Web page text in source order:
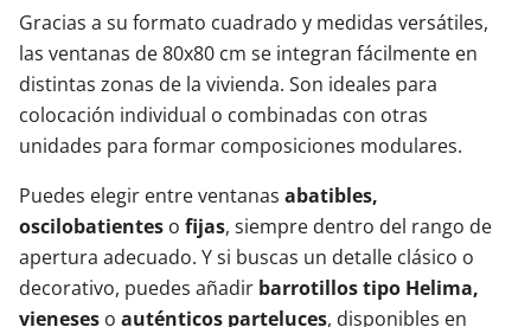
Gracias a su formato cuadrado y medidas versátiles,
las ventanas de 80x80 cm se integran fácilmente en
distintas zonas de la vivienda. Son ideales para
colocación individual o combinadas con otras
unidades para formar composiciones modulares.
Puedes elegir entre ventanas abatibles,
oscilobatientes o fijas, siempre dentro del rango de
apertura adecuado. Y si buscas un detalle clásico o
decorativo, puedes añadir barrotillos tipo Helima,
vieneses o auténticos parteluces, disponibles en